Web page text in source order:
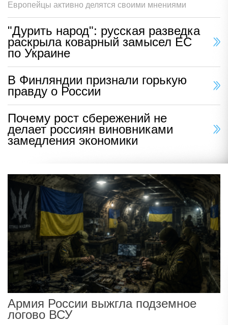
Европейцы активно делятся своими мнениями
"Дурить народ": русская разведка
раскрыла коварный замысел ЕС
по Украине
В Финляндии признали горькую
правду о России
Почему рост сбережений не
делает россиян виновниками
замедления экономики
Армия России выжгла подземное
логово ВСУ